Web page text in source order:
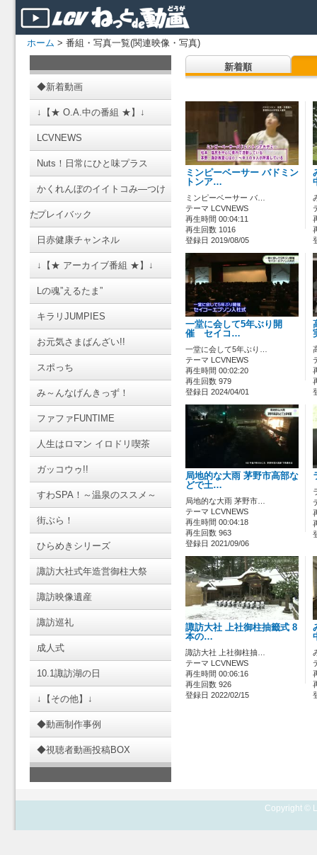
ホーム > 番組・写真一覧(関連映像・写真)
◆新着動画
↓【★ O.A.中の番組 ★】↓
LCVNEWS
Nuts！日常にひと味プラス
かくれんぼのイイトコみ―つけ
たプレイバック
日赤健康チャンネル
↓【★ アーカイブ番組 ★】↓
Lの魂”えるたま”
キラリJUMPIES
お元気さまばんざい!!
スポっち
み～んなげんきっず！
ファファFUNTIME
人生はロマン イロドリ喫茶
ガッコウゥ!!
すわSPA！～温泉のススメ～
街ぶら！
ひらめきシリーズ
諏訪大社式年造営御柱大祭
諏訪映像遺産
諏訪巡礼
成人式
10.1諏訪湖の日
↓【その他】↓
◆動画制作事例
◆視聴者動画投稿BOX
新着順
ミンピーベーサー バドミン
トンア…
ミンピーベーサー バ…
テーマ LCVNEWS
再生時間 00:04:11
再生回数 1016
登録日 2019/08/05
一堂に会して5年ぶり開
催 セイコ…
一堂に会して5年ぶり…
テーマ LCVNEWS
再生時間 00:02:20
再生回数 979
登録日 2024/04/01
局地的な大雨 茅野市高部な
どで土…
局地的な大雨 茅野市…
テーマ LCVNEWS
再生時間 00:04:18
再生回数 963
登録日 2021/09/06
諏訪大社 上社御柱抽籤式 8
本の…
諏訪大社 上社御柱抽…
テーマ LCVNEWS
再生時間 00:06:16
再生回数 926
登録日 2022/02/15
Copyright ©